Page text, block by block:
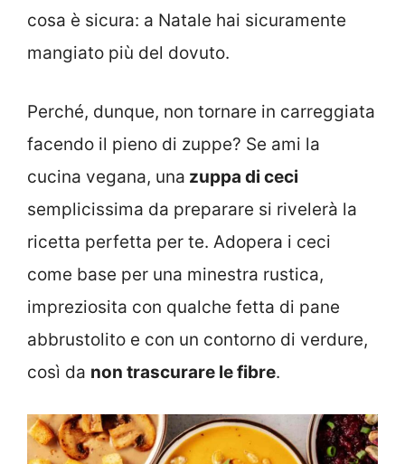
cosa è sicura: a Natale hai sicuramente
mangiato più del dovuto.
Perché, dunque, non tornare in carreggiata
facendo il pieno di zuppe? Se ami la
cucina vegana, una zuppa di ceci
semplicissima da preparare si rivelerà la
ricetta perfetta per te. Adopera i ceci
come base per una minestra rustica,
impreziosita con qualche fetta di pane
abbrustolito e con un contorno di verdure,
così da non trascurare le fibre.